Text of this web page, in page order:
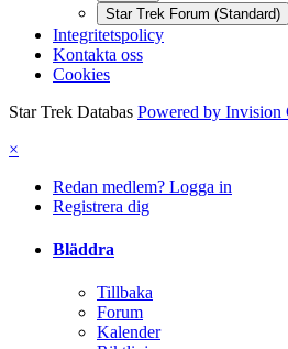
Star Trek Forum (Standard)
Integritetspolicy
Kontakta oss
Cookies
Star Trek Databas Powered by Invision
×
Redan medlem? Logga in
Registrera dig
Bläddra
Tillbaka
Forum
Kalender